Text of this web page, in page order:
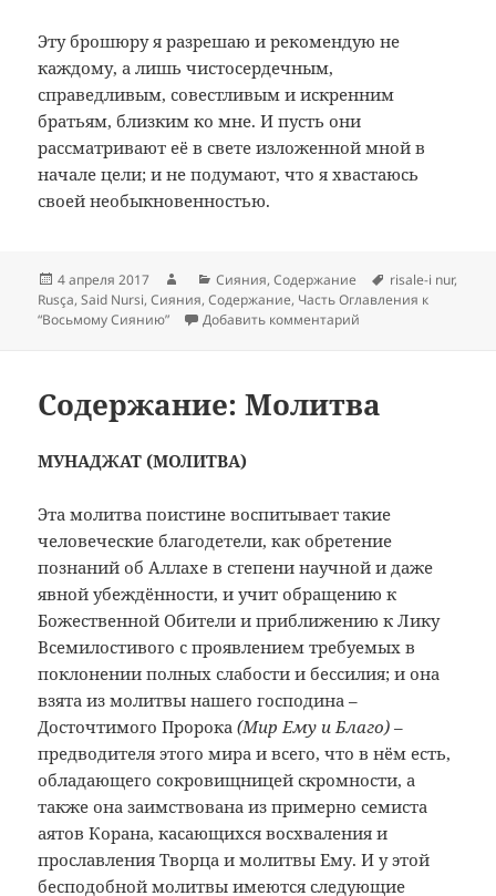
Эту брошюру я разрешаю и рекомендую не
каждому, а лишь чистосердечным,
справедливым, совестливым и искренним
братьям, близким ко мне. И пусть они
рассматривают её в свете изложенной мной в
начале цели; и не подумают, что я хвастаюсь
своей необыкновенностью.
Опубликовано
4 апреля 2017 АвторРубрики
Сияния,Содержание Метки
risale-i nur,
Rusça,Said Nursi,Сияния,Содержание, Часть Оглавления к
“Восьмому Сиянию”
Добавить комментарий
Содержание: Молитва
МУНАДЖАТ (МОЛИТВА)
Эта молитва поистине воспитывает такие
человеческие благодетели, как обретение
познаний об Аллахе в степени научной и даже
явной убеждённости, и учит обращению к
Божественной Обители и приближению к Лику
Всемилостивого с проявлением требуемых в
поклонении полных слабости и бессилия; и она
взята из молитвы нашего господина –
Досточтимого Пророка(Мир Ему и Благо) –
предводителя этого мира и всего, что в нём есть,
обладающего сокровищницей скромности, а
также она заимствована из примерно семиста
аятов Корана, касающихся восхваления и
прославления Творца и молитвы Ему. И у этой
бесподобной молитвы имеются следующие